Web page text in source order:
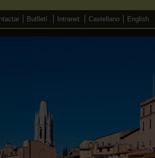
Butlletí Intranet Castellano English